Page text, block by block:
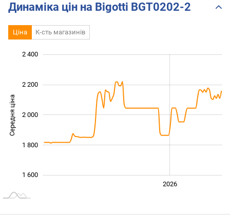
Динаміка цін на Bigotti BGT0202-2
Ціна К-сть магазинів
Середня ціна 1 600
1 600
1 800
2 000
2 200
2 400
2026